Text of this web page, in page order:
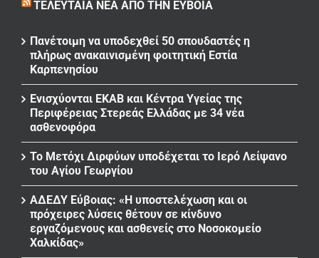
ΤΕΛΕΥΤΑΊΑ ΝΈΑ ΑΠΌ ΤΗΝ ΕΎΒΟΙΑ
Πανέτοιμη να υποδεχθεί 50 σπουδαστές η
πλήρως ανακαινισμένη φοιτητική Εστία
Καρπενησίου
Ενισχύονται ΕΚΑΒ και Κέντρα Υγείας της
Περιφέρειας Στερεάς Ελλάδας με 34 νέα
ασθενοφόρα
Το Μετόχι Διρφύων υποδέχεται το Ιερό Λείψανο
του Αγίου Γεωργίου
ΑΔΕΔΥ Εύβοιας: «Η υποστελέχωση και οι
πρόχειρες λύσεις θέτουν σε κίνδυνο
εργαζόμενους και ασθενείς στο Νοσοκομείο
Χαλκίδας»